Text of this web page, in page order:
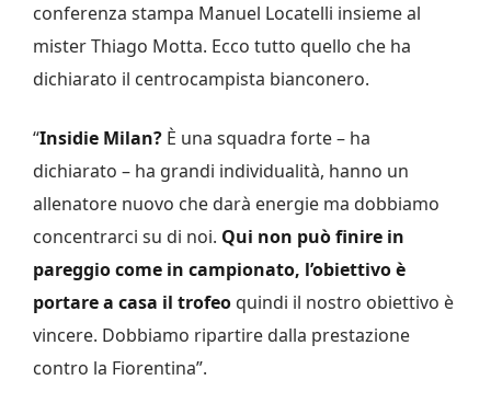
conferenza stampa Manuel Locatelli insieme al
mister Thiago Motta. Ecco tutto quello che ha
dichiarato il centrocampista bianconero.
“Insidie Milan? È una squadra forte – ha
dichiarato – ha grandi individualità, hanno un
allenatore nuovo che darà energie ma dobbiamo
concentrarci su di noi. Qui non può finire in
pareggio come in campionato, l’obiettivo è
portare a casa il trofeo quindi il nostro obiettivo è
vincere. Dobbiamo ripartire dalla prestazione
contro la Fiorentina”.